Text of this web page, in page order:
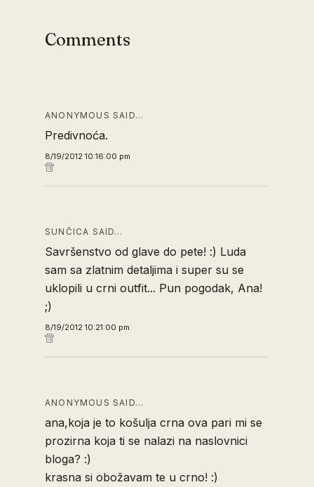
Comments
ANONYMOUS SAID…
Predivnoća.
8/19/2012 10:16:00 pm
SUNČICA SAID…
Savršenstvo od glave do pete! :) Luda
sam sa zlatnim detaljima i super su se
uklopili u crni outfit... Pun pogodak, Ana!
;)
8/19/2012 10:21:00 pm
ANONYMOUS SAID…
ana,koja je to košulja crna ova pari mi se
prozirna koja ti se nalazi na naslovnici
bloga? :)
krasna si obožavam te u crno! :)